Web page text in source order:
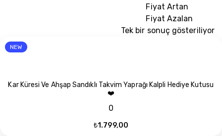
Fiyat Artan
Fiyat Azalan
Tek bir sonuç gösteriliyor
NEW
Kar Küresi Ve Ahşap Sandıklı Takvim Yaprağı Kalpli Hediye Kutusu
❤️
0
₺1.799,00